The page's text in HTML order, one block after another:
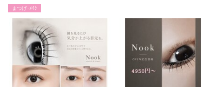
まつげ･ﾒｲｸ